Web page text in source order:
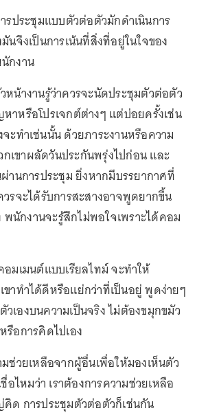
รประชุมแบบตัวต่อตัวมักดำเนินการ
จึงเป็นการเน้นที่สิ่งที่อยู่ในใจของ
กงาน
น้างานรู้ว่าควรจะนัดประชุมตัวต่อตัว
าหรือโปรเจกต์ต่างๆ แต่บ่อยครั้งเช่น
ะทำเช่นนั้น ด้วยภาระงานหรือความ
เขาผลัดวันประกันพรุ่งไปก่อน และ
านการประชุม ยิ่งหากมีบรรยากาศที่
รจะได้รับการสะสางอาจพูดยากขึ้น
พนักงานจะรู้สึกไม่พอใจเพราะได้คอม
มเมนต์แบบเรียลไทม์ จะทำให้
าทำได้ดีหรือแย่กว่าที่เป็นอยู่ พูดง่ายๆ
เองบนความเป็นจริง ไม่ต้องขมุกขมัว
อการคิดไปเอง
ช่วยเหลือจากผู้อื่นเพื่อให้มองเห็นตัว
อไหมว่า เราต้องการความช่วยเหลือ
ด การประชุมตัวต่อตัวก็เช่นกัน